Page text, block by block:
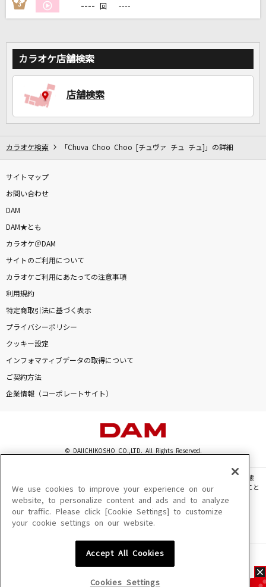
DAMの新曲・ランキングなど
カラオケ最新情報をチェック！
カラオケをもっと楽しもう！
3 ---- 回 ----
カラオケ店舗検索
店舗検索
カラオケ検索 「Chuva Choo Choo [チュヴァ チュ チュ]」の詳細
サイトマップ
お問い合わせ
DAM
DAM★とも
カラオケ＠DAM
サイトのご利用について
カラオケご利用にあたっての注意事項
利用規約
特定商取引法に基づく表示
プライバシーポリシー
クッキー設定
インフォマティブデータの取得について
ご契約方法
企業情報（コーポレートサイト）
© DAIICHIKOSHO CO.,LTD. All Rights Reserved.
このサイトに掲載されている一切の文章・画像・写真・動画・音声等を、手段や形態
を問わず、著作権法の定める範囲を超えて無断で複製、転載、ファイル化などすること
を禁じます。
楽曲及びコンテンツは、機種によりご利用いただけない場合があります。
楽曲及びコンテンツの配信日、配信内容が変更になる場合があります。
We use cookies to improve your experience on our
website, to personalize content and ads and to analyze
our traffic. Please click [Cookie Settings] to customize
your cookie settings on our website.
Accept All Cookies
Cookies Settings